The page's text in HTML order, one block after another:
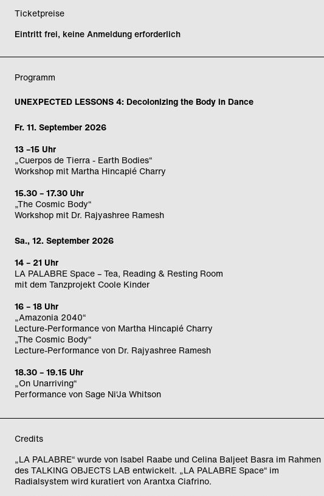
Ticketpreise
Eintritt frei, keine Anmeldung erforderlich
Programm
UNEXPECTED LESSONS 4: Decolonizing the Body in Dance
Fr. 11. September 2026
13 –15 Uhr
„Cuerpos de Tierra - Earth Bodies“
Workshop mit Martha Hincapié Charry
15.30 – 17.30 Uhr
„The Cosmic Body“
Workshop mit Dr. Rajyashree Ramesh
Sa., 12. September 2026
14 – 21 Uhr
LA PALABRE Space – Tea, Reading & Resting Room
mit dem Tanzprojekt Coole Kinder
16 – 18 Uhr
„Amazonia 2040“
Lecture-Performance von Martha Hincapié Charry
„The Cosmic Body“
Lecture-Performance von Dr. Rajyashree Ramesh
18.30 – 19.15 Uhr
„On Unarriving“
Performance von Sage Ni‘Ja Whitson
Credits
„LA PALABRE“ wurde von Isabel Raabe und Celina Baljeet Basra im Rahmen
des TALKING OBJECTS LAB entwickelt. „LA PALABRE Space“ im
Radialsystem wird kuratiert von Arantxa Ciafrino.